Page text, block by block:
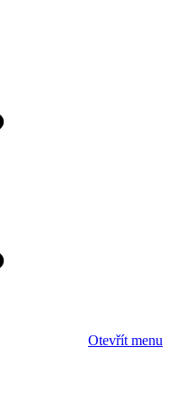
Otevřít menu